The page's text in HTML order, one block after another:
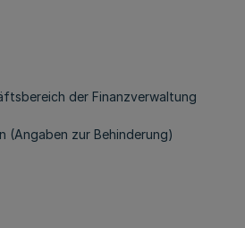
der Finanzverwaltung
(Angaben zur Behinderung)